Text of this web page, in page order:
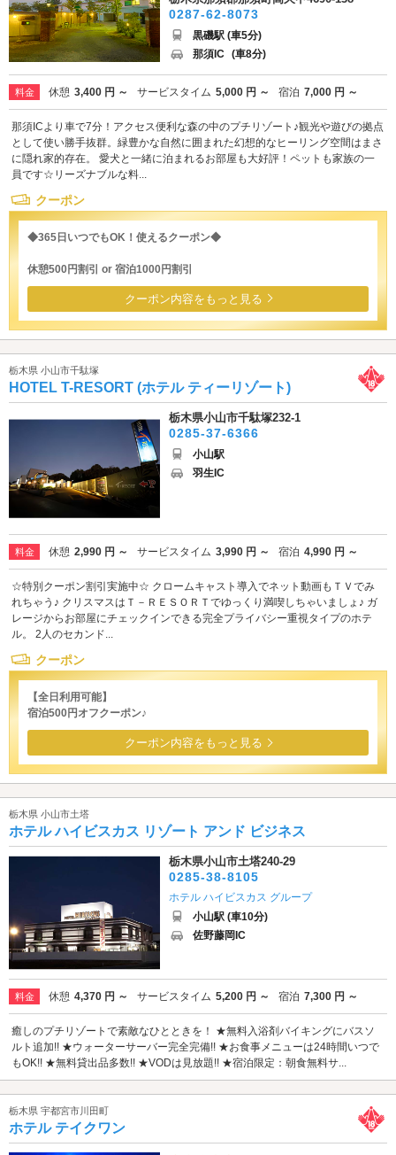
0287-62-8073
黒磯駅 (車5分)
那須IC (車8分)
料金 休憩 3,400 円 ～ サービスタイム 5,000 円 ～ 宿泊 7,000 円 ～
那須ICより車で7分！アクセス便利な森の中のプチリゾート♪観光や遊びの拠点
として使い勝手抜群。緑豊かな自然に囲まれた幻想的なヒーリング空間はまさ
に隠れ家的存在。 愛犬と一緒に泊まれるお部屋も大好評！ペットも家族の一
員です☆リーズナブルな料...
クーポン
◆365日いつでもOK！使えるクーポン◆
休憩500円割引 or 宿泊1000円割引
クーポン内容をもっと見る
栃木県 小山市千駄塚
HOTEL T-RESORT (ホテル ティーリゾート)
栃木県小山市千駄塚232-1
0285-37-6366
小山駅
羽生IC
料金 休憩 2,990 円 ～ サービスタイム 3,990 円 ～ 宿泊 4,990 円 ～
☆特別クーポン割引実施中☆ クロームキャスト導入でネット動画もＴＶでみ
れちゃう♪ クリスマスはＴ－ＲＥＳＯＲＴでゆっくり満喫しちゃいましょ♪ ガ
レージからお部屋にチェックインできる完全プライバシー重視タイプのホテ
ル。 2人のセカンド...
クーポン
【全日利用可能】
宿泊500円オフクーポン♪
クーポン内容をもっと見る
栃木県 小山市土塔
ホテル ハイビスカス リゾート アンド ビジネス
栃木県小山市土塔240-29
0285-38-8105
ホテル ハイビスカス グループ
小山駅 (車10分)
佐野藤岡IC
料金 休憩 4,370 円 ～ サービスタイム 5,200 円 ～ 宿泊 7,300 円 ～
癒しのプチリゾートで素敵なひとときを！ ★無料入浴剤バイキングにバスソ
ルト追加!! ★ウォーターサーバー完全完備!! ★お食事メニューは24時間いつで
もOK!! ★無料貸出品多数!! ★VODは見放題!! ★宿泊限定：朝食無料サ...
栃木県 宇都宮市川田町
ホテル テイクワン